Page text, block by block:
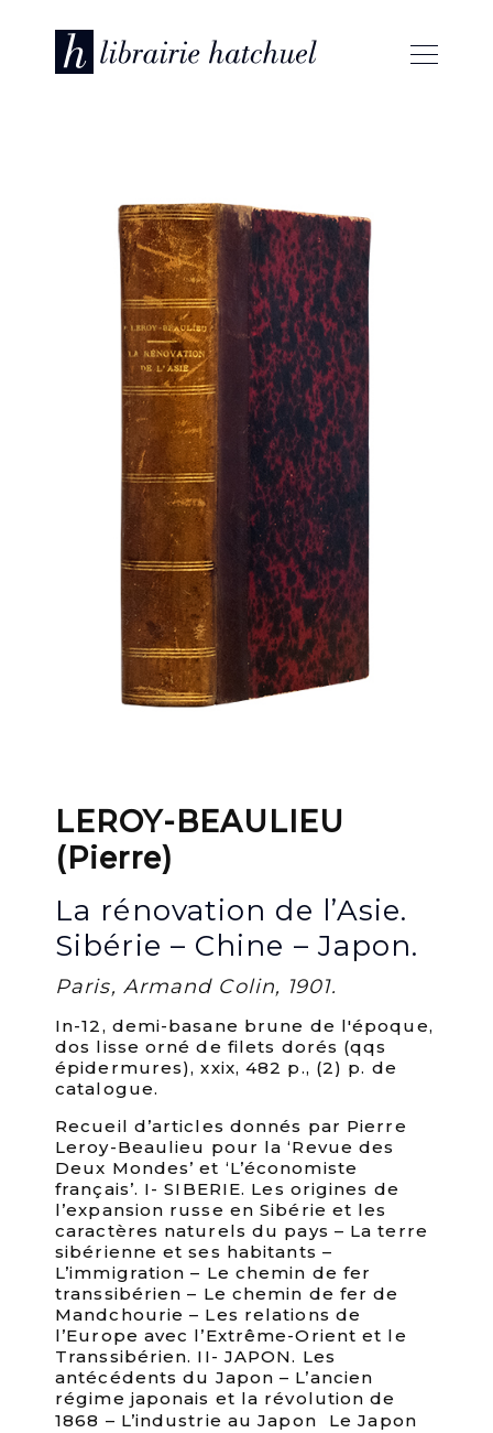
LEROY-BEAULIEU
(Pierre)
La rénovation de l’Asie.
Sibérie – Chine – Japon.
Paris, Armand Colin, 1901.
In-12, demi-basane brune de l'époque,
dos lisse orné de filets dorés (qqs
épidermures), xxix, 482 p., (2) p. de
catalogue.
Recueil d’articles donnés par Pierre
Leroy-Beaulieu pour la ‘Revue des
Deux Mondes’ et ‘L’économiste
français’. I- SIBERIE. Les origines de
l’expansion russe en Sibérie et les
caractères naturels du pays – La terre
sibérienne et ses habitants –
L’immigration – Le chemin de fer
transsibérien – Le chemin de fer de
Mandchourie – Les relations de
l’Europe avec l’Extrême-Orient et le
Transsibérien. II- JAPON. Les
antécédents du Japon – L’ancien
régime japonais et la révolution de
1868 – L’industrie au Japon  Le Japon